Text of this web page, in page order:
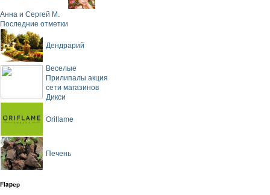
Анна и Сергей М.
Последние отметки
Дендрарий
Веселые
Прилипалы акция
сети магазинов
Дикси
Oriflame
Печень
Flapер